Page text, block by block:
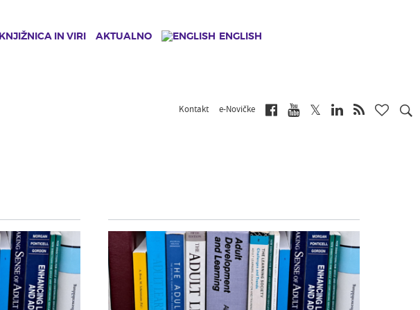
KNJIŽNICA IN VIRI AKTUALNO ENGLISH
Kontakt e-Novičke